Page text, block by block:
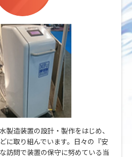
製造装置の設計・製作をはじめ、
に取り組んでいます。日々の『安
訪問で装置の保守に努めている当